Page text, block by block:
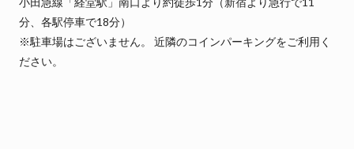
分、各駅停車で18分）
※駐車場はございません。 近隣のコインパーキングをご利用く
ださい。